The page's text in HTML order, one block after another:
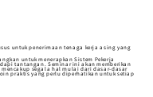
untuk penerimaan tenaga kerja asing yang
untuk menerapkan Sistem Pekerja
tantangan. Seminar ini akan memberikan
segala hal mulai dari dasar-dasar
praktis yang perlu diperhatikan untuk setiap